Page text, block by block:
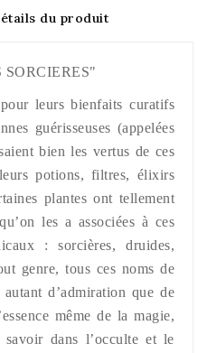
du produit
SORCIERES"
leurs bienfaits curatifs
guérisseuses (appelées
bien les vertus de ces
potions, filtres, élixirs
plantes ont tellement
les a associées à ces
: sorcières, druides,
genre, tous ces noms de
d’admiration que de
même de la magie,
dans l’occulte et le